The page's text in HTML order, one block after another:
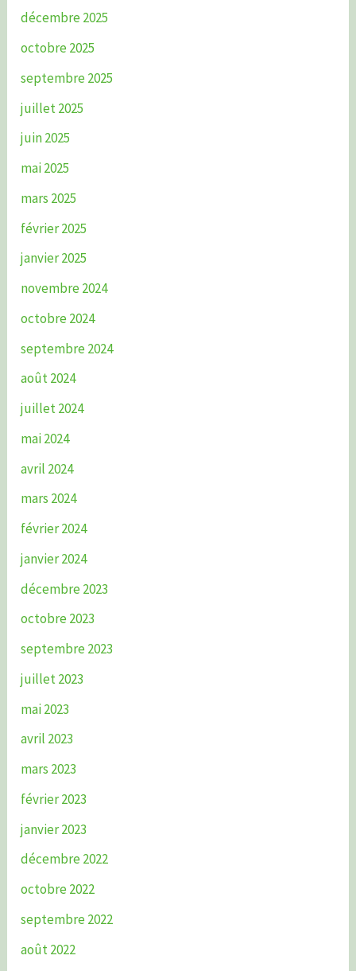
décembre 2025
octobre 2025
septembre 2025
juillet 2025
juin 2025
mai 2025
mars 2025
février 2025
janvier 2025
novembre 2024
octobre 2024
septembre 2024
août 2024
juillet 2024
mai 2024
avril 2024
mars 2024
février 2024
janvier 2024
décembre 2023
octobre 2023
septembre 2023
juillet 2023
mai 2023
avril 2023
mars 2023
février 2023
janvier 2023
décembre 2022
octobre 2022
septembre 2022
août 2022